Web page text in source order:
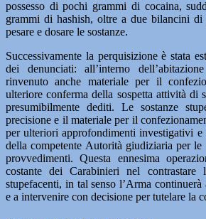
possesso di pochi grammi di cocaina,
grammi di hashish, oltre a due bilancini
pesare e dosare le sostanze.
Successivamente la perquisizione è stata
dei denunciati: all’interno
rinvenuto anche materiale per il
ulteriore conferma della sospetta attività di
presumibilmente dediti. Le sostanze
precisione e il materiale per il
per ulteriori approfondimenti investigativi e
della competente Autorità giudiziaria per
provvedimenti. Questa ennesima
costante dei Carabinieri nel contrastare
stupefacenti, in tal senso l’Arma
e a intervenire con decisione per tutelare la